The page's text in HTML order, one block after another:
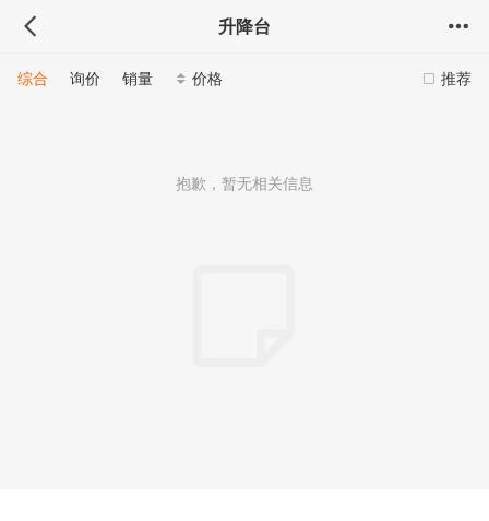
升降台
推荐
综合 询价 销量 价格
抱歉，暂无相关信息